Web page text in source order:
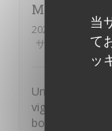
当
て
ッ
Manuela
2026-08-04
-
サービス
/5
Une
vignes. Une
bons. Je